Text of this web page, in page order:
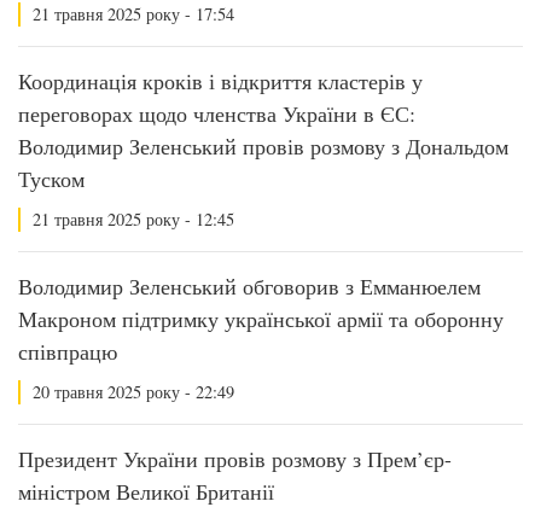
21 травня 2025 року - 17:54
Координація кроків і відкриття кластерів у
переговорах щодо членства України в ЄС:
Володимир Зеленський провів розмову з Дональдом
Туском
21 травня 2025 року - 12:45
Володимир Зеленський обговорив з Емманюелем
Макроном підтримку української армії та оборонну
співпрацю
20 травня 2025 року - 22:49
Президент України провів розмову з Прем’єр-
міністром Великої Британії